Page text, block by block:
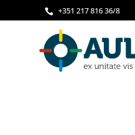
 +351 217 816 36/8